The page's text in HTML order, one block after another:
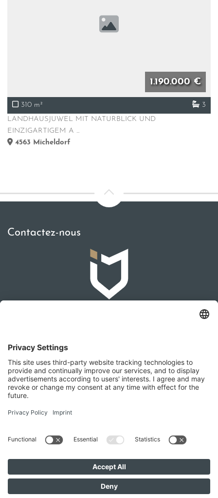
1.190.000 €
310 m²
3
LANDHAUSJUWEL MIT NATURBLICK UND
EINZIGARTIGEM A ...
4563 Micheldorf
Contactez-nous
Franz-Josef-Straße 2, 4540 Bad Hall
+436642279874
office@immomaklerei.at
IMMOMAKLEREI © 2026